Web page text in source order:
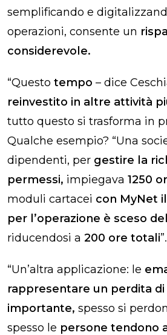
semplificando e
operazioni, consente un
considerevole.
“Questo tempo – dice
reinvestito in altre attività
tutto questo si trasforma in
Qualche esempio? “Una
dipendenti, per gestire la
permessi, impiegava 1250
moduli cartacei con MyNet
per l’operazione è sceso
riducendosi a 200 ore totali”.
“Un’altra applicazione: le
rappresentare un perdita
importante, spesso si
spesso le persone tendono